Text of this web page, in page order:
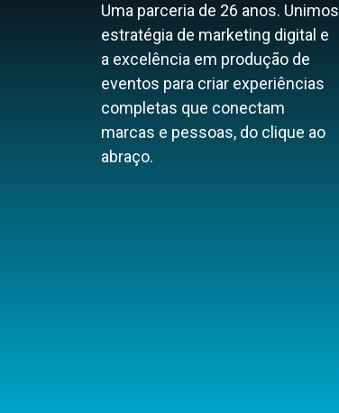
Uma parceria de 26 anos. Unimos
estratégia de marketing digital e
a excelência em produção de
eventos para criar experiências
completas que conectam
marcas e pessoas, do clique ao
abraço.